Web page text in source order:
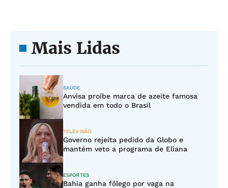
Mais Lidas
SAÚDE
Anvisa proíbe marca de azeite famosa
vendida em todo o Brasil
TELEVISÃO
Governo rejeita pedido da Globo e
mantém veto a programa de Eliana
ESPORTES
Bahia ganha fôlego por vaga na